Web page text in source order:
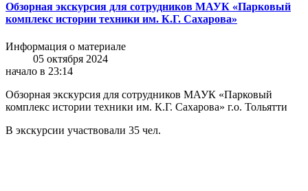
Обзорная экскурсия для сотрудников МАУК «Парковый
комплекс истории техники им. К.Г. Сахарова»
Информация о материале
05 октября 2024
начало в 23:14
Обзорная экскурсия для сотрудников МАУК «Парковый
комплекс истории техники им. К.Г. Сахарова» г.о. Тольятти
В экскурсии участвовали 35 чел.